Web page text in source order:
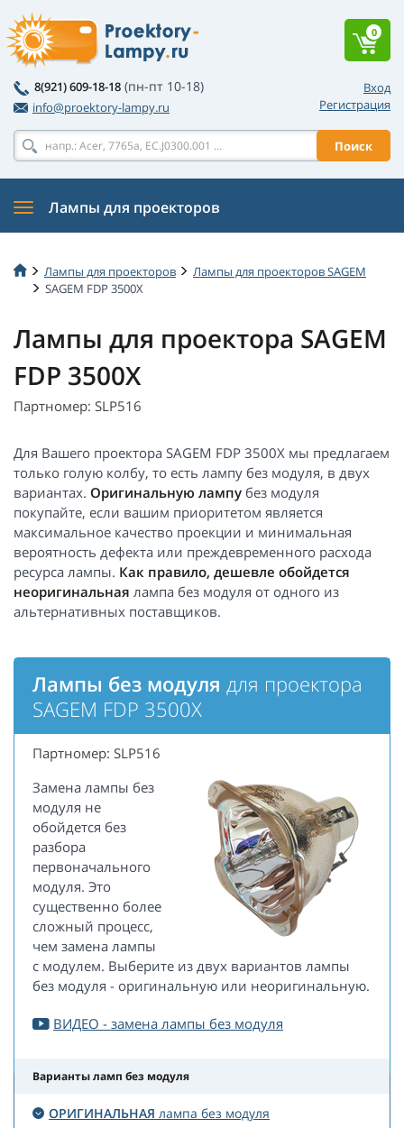
Вход
Регистрация
8(921) 609-18-18 (пн-пт 10-18)
info@proektory-lampy.ru
Поиск
0
Лампы для проекторов
Лампы для проекторов
Лампы для проекторов SAGEM
SAGEM FDP 3500X
Лампы для проектора SAGEM
FDP 3500X
Партномер: SLP516
Для Вашего проектора SAGEM FDP 3500X мы предлагаем
только голую колбу, то есть лампу без модуля, в двух
вариантах. Оригинальную лампу без модуля
покупайте, если вашим приоритетом является
максимальное качество проекции и минимальная
вероятность дефекта или преждевременного расхода
ресурса лампы. Как правило, дешевле обойдется
неоригинальная лампа без модуля от одного из
альтернативных поставщиков.
Лампы без модуля для проектора
SAGEM FDP 3500X
Партномер: SLP516
Замена лампы без
модуля не
обойдется без
разбора
первоначального
модуля. Это
существенно более
сложный процесс,
чем замена лампы
с модулем. Выберите из двух вариантов лампы
без модуля - оригинальную или неоригинальную.
ВИДЕО - замена лампы без модуля
Варианты ламп без модуля
ОРИГИНАЛЬНАЯ лампа без модуля